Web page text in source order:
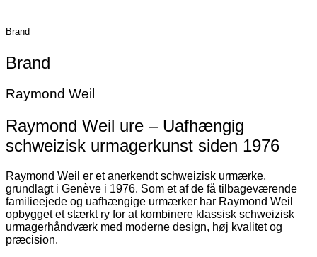
Brand
Brand
Raymond Weil
Raymond Weil ure – Uafhængig
schweizisk urmagerkunst siden 1976
Raymond Weil er et anerkendt schweizisk urmærke,
grundlagt i Genève i 1976. Som et af de få tilbageværende
familieejede og uafhængige urmærker har Raymond Weil
opbygget et stærkt ry for at kombinere klassisk schweizisk
urmagerhåndværk med moderne design, høj kvalitet og
præcision.